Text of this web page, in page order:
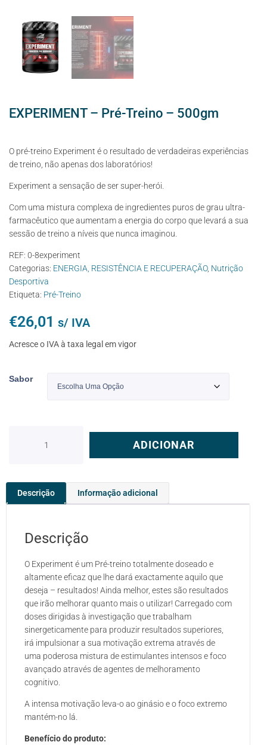
EXPERIMENT – Pré-Treino – 500gm
O pré-treino Experiment é o resultado de verdadeiras experiências
de treino, não apenas dos laboratórios!
Experiment a sensação de ser super-herói.
Com uma mistura complexa de ingredientes puros de grau ultra-
farmacêutico que aumentam a energia do corpo que levará a sua
sessão de treino a níveis que nunca imaginou.
REF: 0-8experiment
Categorias: ENERGIA, RESISTÊNCIA E RECUPERAÇÃO, Nutrição
Desportiva
Etiqueta: Pré-Treino
€26,01 s/ IVA
Acresce o IVA à taxa legal em vigor
Sabor
ADICIONAR
Descrição Informação adicional
Descrição
O Experiment é um Pré-treino totalmente doseado e
altamente eficaz que lhe dará exactamente aquilo que
deseja – resultados! Ainda melhor, estes são resultados
que irão melhorar quanto mais o utilizar! Carregado com
doses dirigidas à investigação que trabalham
sinergeticamente para produzir resultados superiores,
irá impulsionar a sua motivação extrema através de
uma poderosa mistura de estimulantes intensos e foco
avançado através de agentes de melhoramento
cognitivo.
A intensa motivação leva-o ao ginásio e o foco extremo
mantém-no lá.
Benefício do produto: